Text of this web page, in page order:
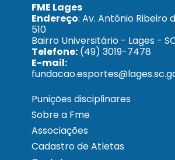
FME Lages
Endereço: Av. Antônio Ribeiro
510
Bairro Universitário - Lages -
Telefone: (49) 3019-7478
E-mail:
Punições disciplinares
Sobre a Fme
Associações
Cadastro de Atletas